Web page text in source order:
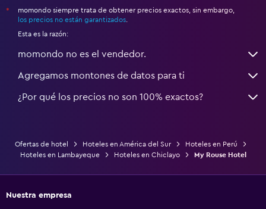
*
momondo siempre trata de obtener precios exactos, sin embargo,
los precios no están garantizados
Esta es la razón:
momondo no es el vendedor.
Agregamos montones de datos para ti
¿Por qué los precios no son 100% exactos?
Ofertas de hotel Hoteles en América del Sur
Hoteles en Perú
Hoteles en Lambayeque
Hoteles en Chiclayo My Rouse Hotel
Nuestra empresa